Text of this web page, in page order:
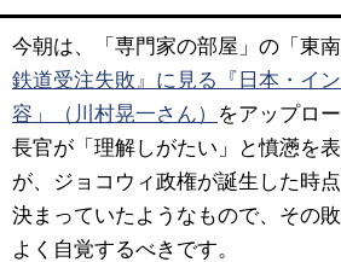
今朝は、「専門家の部屋」の「東
鉄道受注失敗』に見る『日本・イ
容」（川村晃一さん）
をアップロ
長官が「理解しがたい」と憤懣を表
が、ジョコウィ政権が誕生した時
決まっていたようなもので、その
よく自覚するべきです。